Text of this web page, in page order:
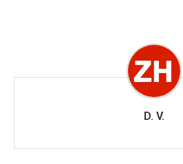
D. V.